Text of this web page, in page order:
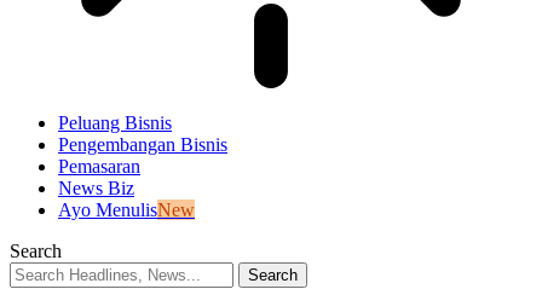
Peluang Bisnis
Pengembangan Bisnis
Pemasaran
News Biz
Ayo MenulisNew
Search